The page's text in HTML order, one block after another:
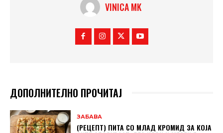
VINICA MK
ДОПОЛНИТЕЛНО ПРОЧИТАЈ
ЗАБАВА
(РЕЦЕПТ) ПИТА СО МЛАД КРОМИД ЗА КОЈА